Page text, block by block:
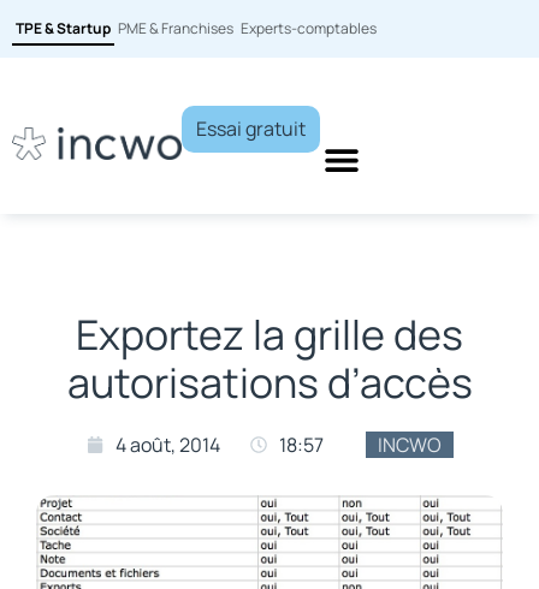
TPE & Startup PME & Franchises Experts-comptables
Essai gratuit
Exportez la grille des
autorisations d’accès
4 août, 2014 18:57 INCWO